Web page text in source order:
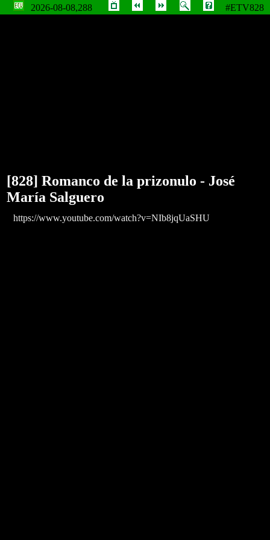
2026-08-08,288
#ETV828
[828] Romanco de la prizonulo - José
María Salguero
https://www.youtube.com/watch?v=NIb8jqUaSHU